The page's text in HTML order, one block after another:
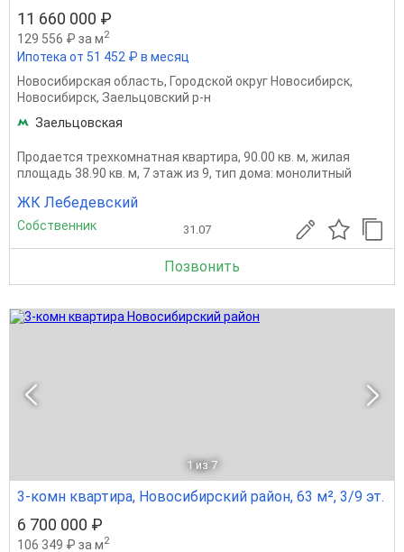
11 660 000 ₽
129 556 ₽ за м2
Ипотека от 51 452 ₽ в месяц
Новосибирская область, Городской округ Новосибирск,
Новосибирск, Заельцовский р-н
Заельцовская
Продается трехкомнатная квартира, 90.00 кв. м, жилая
площадь 38.90 кв. м, 7 этаж из 9, тип дома: монолитный
ЖК Лебедевский
Собственник 31.07
Позвонить
1 из 7
3-комн квартира, Новосибирский район, 63 м², 3/9 эт.
6 700 000 ₽
106 349 ₽ за м2